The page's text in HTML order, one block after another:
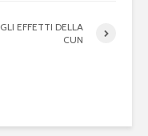
GLI EFFETTI DELLA
CUN